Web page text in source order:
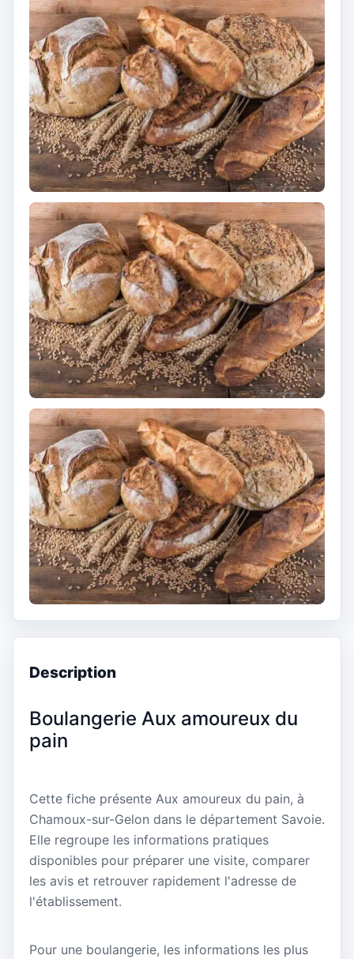
Description
Boulangerie Aux amoureux du
pain
Cette fiche présente Aux amoureux du pain, à
Chamoux-sur-Gelon dans le département Savoie.
Elle regroupe les informations pratiques
disponibles pour préparer une visite, comparer
les avis et retrouver rapidement l'adresse de
l'établissement.
Pour une boulangerie, les informations les plus